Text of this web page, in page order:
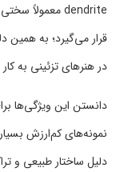
قرار می‌گیرد؛ به
در هنرهای تزئینی به
دانستن این ویژگی‌ها
دلیل ساختار طبیعی و